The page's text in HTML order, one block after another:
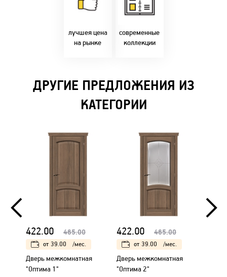
лучшея цена
на рынке
Предлагаем только
современные
коллекции
современным
стилями и
решениями!
ДРУГИЕ ПРЕДЛОЖЕНИЯ ИЗ
КАТЕГОРИИ
422.00 465.00
от 39.00 /мес.
Дверь межкомнатная
"Оптима 1"
422.00 465.00
от 39.00 /мес.
Дверь межкомнатная
"Оптима 2"